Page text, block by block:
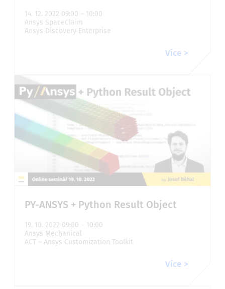
14. 12. 2022 09:00 – 10:00
Ansys SpaceClaim
Ansys Discovery Enterprise
Více
PY-ANSYS + Python Result Object
19. 10. 2022 09:00 – 10:00
Ansys Mechanical
ACT – Ansys Customization Toolkit
Více